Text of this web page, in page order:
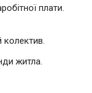
плати.
колектив.
житла.